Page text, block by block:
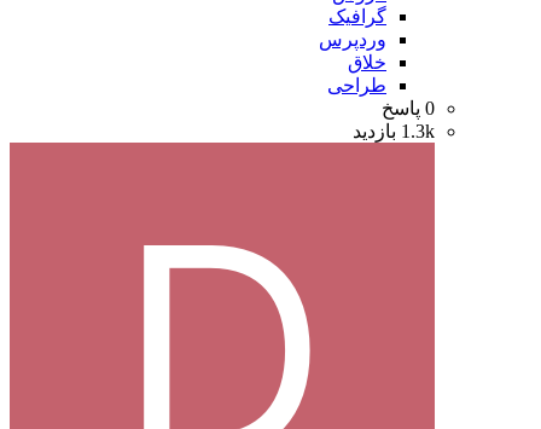
گرافیک
وردپرس
خلاق
طراحی
0 پاسخ
1.3k بازدید